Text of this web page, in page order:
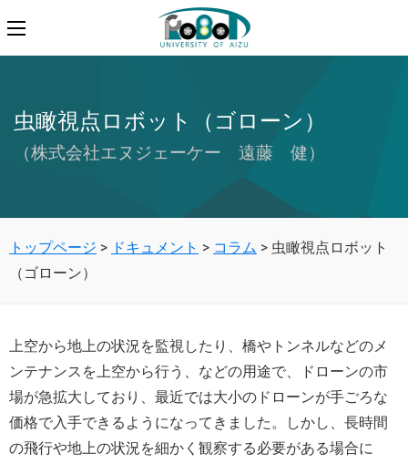
虫瞰視点ロボット（ゴローン）
（株式会社エヌジェーケー 遠藤 健）
トップページ > ドキュメント > コラム > 虫瞰視点ロボット
（ゴローン）
上空から地上の状況を監視したり、橋やトンネルなどのメ
ンテナンスを上空から行う、などの用途で、ドローンの市
場が急拡大しており、最近では大小のドローンが手ごろな
価格で入手できるようになってきました。しかし、長時間
の飛行や地上の状況を細かく観察する必要がある場合に